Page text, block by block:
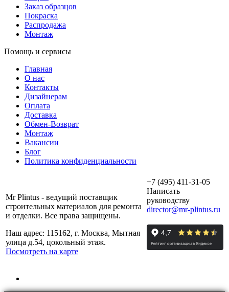
Заказ образцов
Покраска
Распродажа
Монтаж
Помощь и сервисы
Главная
О нас
Контакты
Дизайнерам
Оплата
Доставка
Обмен-Возврат
Монтаж
Вакансии
Блог
Политика конфиденциальности
Mr Plintus - ведущий поставщик
строительных материалов для ремонта
и отделки. Все права защищены.
Наш адрес: 115162, г. Москва, Мытная
улица д.54, цокольный этаж.
Посмотреть на карте
+7 (495) 411-31-05
Написать
руководству
director@mr-plintus.ru